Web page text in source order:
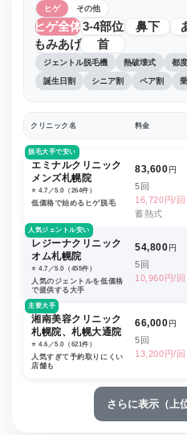
ヒゲ その他
ヒゲ全体3-4部位 鼻下
もみあげ
首
ジェントル脱毛機 熱破壊式 都
誕生日割 シニア割 ペア割
クリニック名 料金
脱毛大手で安い
エミナルクリニック
メンズ札幌院
⭐️ 4.7／5.0（264件）
低価格で始めるヒゲ脱毛
83,600円
5回
16,720円/回
蓄熱式
人気ジェントル安い
レジーナクリニック
オム札幌院
⭐️ 4.7／5.0（455件）
人気のジェントルを低価格
で提供する大手
54,800円
5回
10,960円/回
主要大手
湘南美容クリニック
札幌院、札幌大通院
⭐️ 4.6／5.0（621件）
人気すぎて予約取りにくい
店舗も
66,000円
5回
13,200円/回
さらに表示（上